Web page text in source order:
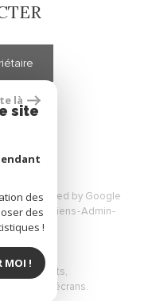
powered by Google
Liens Admin
supports,
types d'écrans.
là
site
des
des
!
MOI !